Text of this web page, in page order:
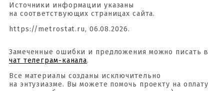
Источники информации указаны
на соответствующих страницах сайта.
https://metrostat.ru, 06.08.2026.
Замеченные ошибки и предложения можно писать в
чат телеграм-канала.
Все материалы созданы исключительно
на энтузиазме. Вы можете помочь проекту на оплату